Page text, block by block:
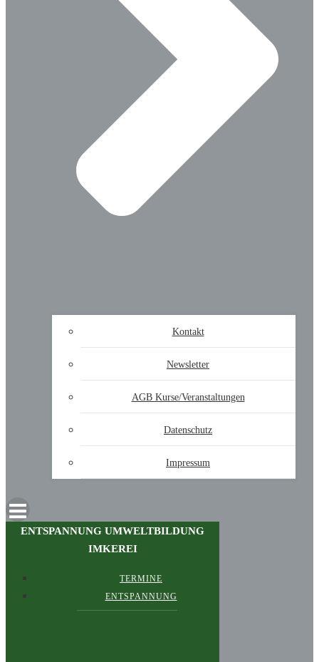
Kontakt
Newsletter
AGB Kurse/Veranstaltungen
Datenschutz
Impressum
ENTSPANNUNG UMWELTBILDUNG
IMKEREI
TERMINE
ENTSPANNUNG